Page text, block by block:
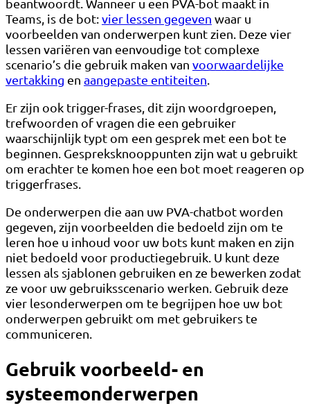
beantwoordt. Wanneer u een PVA-bot maakt in
Teams, is de bot:vier lessen gegeven waar u
voorbeelden van onderwerpen kunt zien. Deze vier
lessen variëren van eenvoudige tot complexe
scenario’s die gebruik maken van voorwaardelijke
vertakking en aangepaste entiteiten
Er zijn ook trigger-frases, dit zijn woordgroepen,
trefwoorden of vragen die een gebruiker
waarschijnlijk typt om een ​​gesprek met een bot te
beginnen. Gespreksknooppunten zijn wat u gebruikt
om erachter te komen hoe een bot moet reageren op
triggerfrases.
De onderwerpen die aan uw PVA-chatbot worden
gegeven, zijn voorbeelden die bedoeld zijn om te
leren hoe u inhoud voor uw bots kunt maken en zijn
niet bedoeld voor productiegebruik. U kunt deze
lessen als sjablonen gebruiken en ze bewerken zodat
ze voor uw gebruiksscenario werken. Gebruik deze
vier lesonderwerpen om te begrijpen hoe uw bot
onderwerpen gebruikt om met gebruikers te
communiceren.
Gebruik voorbeeld- en
systeemonderwerpen